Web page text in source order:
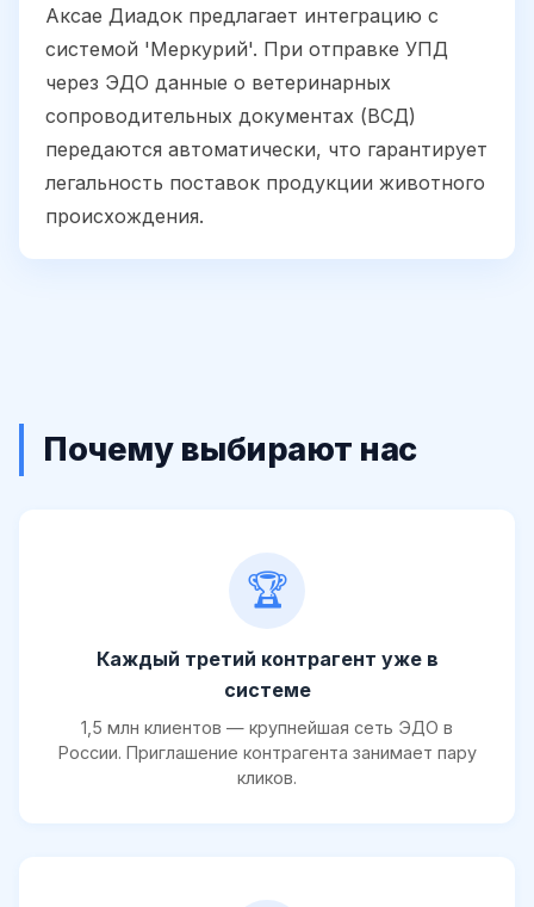
Аксае Диадок предлагает интеграцию с
системой 'Меркурий'. При отправке УПД
через ЭДО данные о ветеринарных
сопроводительных документах (ВСД)
передаются автоматически, что гарантирует
легальность поставок продукции животного
происхождения.
Почему выбирают нас
🏆
Каждый третий контрагент уже в
системе
1,5 млн клиентов — крупнейшая сеть ЭДО в
России. Приглашение контрагента занимает пару
кликов.